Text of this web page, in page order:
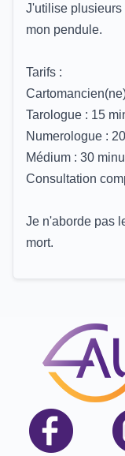
J'utilise plusieurs
mon pendule.
Tarifs :
Tarologue : 15
Numerologue :
Médium : 30
Consultation
Je n'aborde pas
mort.